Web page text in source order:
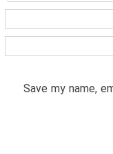
Save my name,